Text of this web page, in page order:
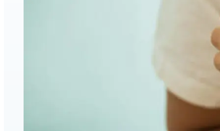
Injections esthétiques d'acide hyaluronique